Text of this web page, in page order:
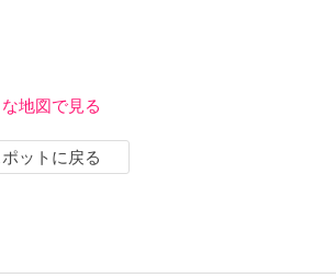
地図で見る
ットに戻る